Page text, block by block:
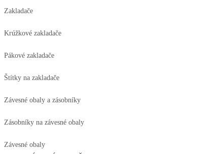
Zakladače
Krúžkové zakladače
Pákové zakladače
Štítky na zakladače
Závesné obaly a zásobníky
Zásobníky na závesné obaly
Závesné obaly